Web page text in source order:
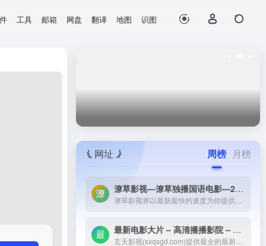
工具 邮箱 网盘 翻译 地图 识图
网址 周榜 月榜
潦草影视—潦草独播国语电影—2023最新国语大片—免费国语潦草电影网-潦草影视将以最新最快的速度为你提供：最新电影电视剧的介绍和高速观看地址，好看的电影电视剧在线观看尽在潦草影视，为了更好的服务您，我们正在努力做最好的电影电视剧网站！
最新电影大片 – 高清播播影院 – 最新好看的电视剧免费在线观看 _ 玄天影视-玄天影视(sxqsgd.com)提供最全的最新电影大片，最热电视剧，韩国电视剧、香港TVB电视剧、韩剧、日剧、美剧、综艺、动漫的在线观看，无需下载任何播放器即可在线免费观看，每天第一时间更新，欢迎影迷到玄天